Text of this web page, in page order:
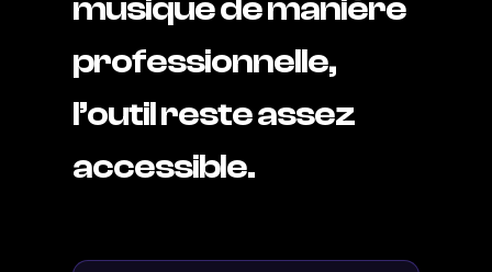
musique de manière
professionnelle,
l’outil reste assez
accessible.